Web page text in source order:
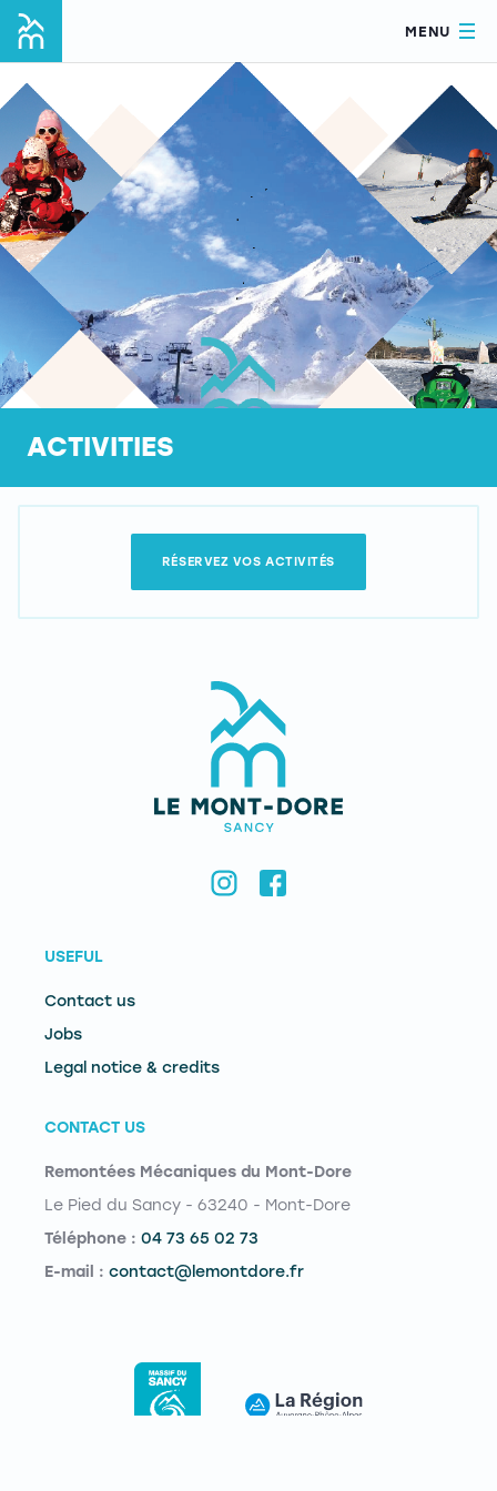
MENU
ACTIVITIES
RÉSERVEZ VOS ACTIVITÉS
USEFUL
Contact us
Jobs
Legal notice & credits
CONTACT US
Remontées Mécaniques du Mont-Dore
Le Pied du Sancy - 63240 - Mont-Dore
Téléphone : 04 73 65 02 73
E-mail : contact@lemontdore.fr